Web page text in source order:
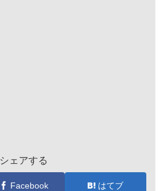
シェアする
Facebook はてブ